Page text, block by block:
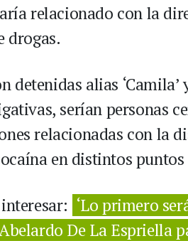
relacionado con la
drogas.
detenidas alias ‘Camila’
serían personas
relacionadas con la
en distintos
‘Lo primero
De La Espriella